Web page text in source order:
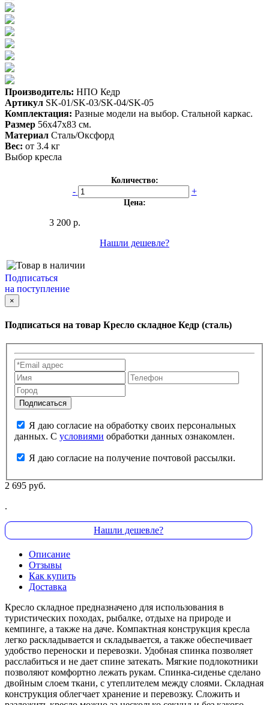
Производитель: НПО Кедр
Артикул SK-01/SK-03/SK-04/SK-05
Комплектация: Разные модели на выбор. Cтальной каркас.
Размер 56х47х83 см.
Материал Сталь/Оксфорд
Вес: от 3.4 кг
Выбор кресла
Количество:
- +
Цена:
3 200 р.
Нашли дешевле?
Подписаться
на поступление
×
Подписаться на товар Кресло складное Кедр (сталь)
данных. С условиями обработки данных ознакомлен.
Я даю согласие на получение почтовой рассылки.
2 695 руб.
.
Нашли дешевле?
Описание
Отзывы
Как купить
Доставка
Кресло складное предназначено для использования в
туристических походах, рыбалке, отдыхе на природе и
кемпинге, а также на даче. Компактная конструкция кресла
легко раскладывается и складывается, а также обеспечивает
удобство переноски и перевозки. Удобная спинка позволяет
расслабиться и не дает спине затекать. Мягкие подлокотники
позволяют комфортно лежать рукам. Спинка-сиденье сделано
двойным слоем ткани, с утеплителем между слоями. Складная
конструкция облегчает хранение и перевозку. Сложить и